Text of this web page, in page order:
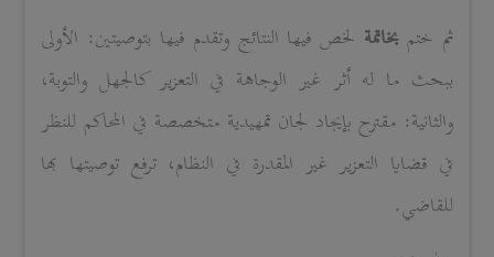
ثم ختمبخاتمة لخص فيها النتائج وتقدم فيها بتوصيتين: الأولى
ببحث ما له أثر غير الوجاهة في التعزير كالجهل والتوبة،
والثانية: مقترح بإيجاد لجان تمهيدية متخصصة في المحاكم للنظر
في قضايا التعزير غير المقدرة في النظام، ترفع توصيتها بها
للقاضي.